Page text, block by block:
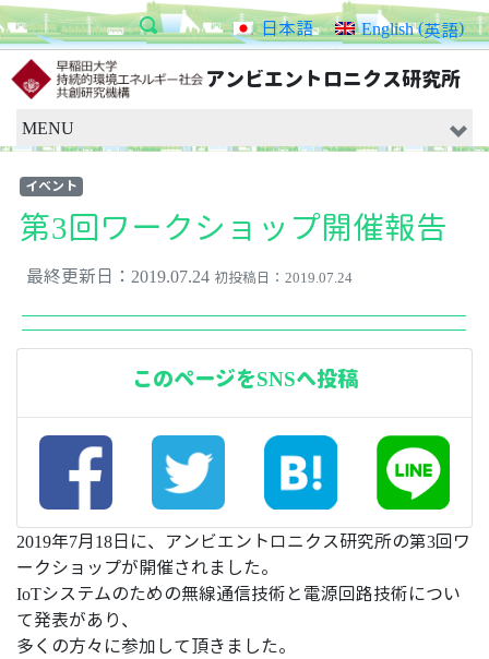
アンビエントロニクス研究所
日本語 English(英語)
MENU
イベント
第3回ワークショップ開催報告
最終更新日：2019.07.24 初投稿日：2019.07.24
このページをSNSへ投稿
2019年7月18日に、アンビエントロニクス研究所の第3回ワ
ークショップが開催されました。
IoTシステムのための無線通信技術と電源回路技術につい
て発表があり、
多くの方々に参加して頂きました。